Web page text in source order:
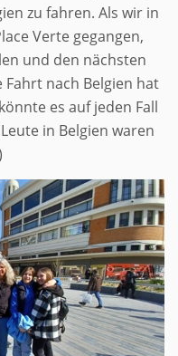
zu fahren. Als wir in
Verte gegangen,
und den nächsten
nach Belgien hat
es auf jeden Fall
in Belgien waren